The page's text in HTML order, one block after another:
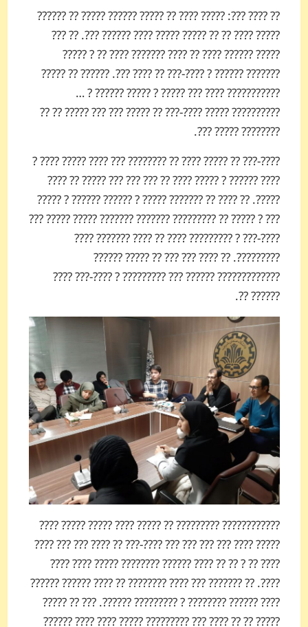
?? ???? ???: ????? ???? ?? ????? ?????? ????? ?? ??????
????? ???? ?? ?? ????? ????? ???? ?????? ???. ?? ???
????? ?????? ???? ?? ???? ??????? ???? ?? ? ?????
??????? ?????? ? ????-??? ?? ???? ???. ?????? ?? ?????
???????­???? ???? ??? ????? ? ????? ?????? ? …
???­??????? ????? ????-??? ?? ????? ??? ??? ????? ?? ??
???­????? ????? ???.
????­-??? ?? ????? ???? ?? ???????? ??? ???? ????? ???? ?
???? ?????? ? ????? ???? ?? ??? ??? ??? ????? ?? ????
?????. ?? ???? ?? ??????? ????? ? ?????? ?????? ? ?????
??? ? ????? ?? ????­????? ??????? ??????? ????? ????? ???
????­-??? ? ???­?????? ???? ?? ???? ??????? ????
??????­???. ?? ???? ??? ??? ?? ????? ??????
??????­??????? ?????? ??? ????­????? ? ????-??? ????
?????? ??.
???????????? ??­??????? ?? ????? ???? ????? ????? ????
????? ???? ??? ??? ??? ??? ????­-??? ?? ???? ??? ??? ????
???? ?? ? ?? ?? ???? ?????? ???????? ????? ???? ????
????. ?? ?????­­?? ??? ???? ???????? ?? ???? ?????? ??????
???? ?????? ???????? ? ?????­???? ??????. ??? ?? ?????